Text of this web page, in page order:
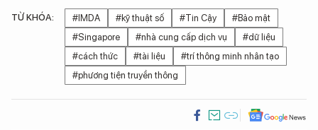
TỪ KHÓA: #IMDA #kỹ thuật số #Tin Cậy
#Bảo mật
#Singapore
#nhà cung cấp dịch vụ
#dữ liệu
#cách thức
#tài liệu
#trí thông minh nhân tạo
#phương tiện truyền thông